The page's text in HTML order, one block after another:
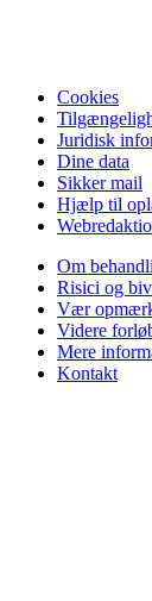
Cookies
Juridisk
Dine data
Sikker mail
Hjælp til
Om
Risici og
Vær
Videre
Mere
Kontakt